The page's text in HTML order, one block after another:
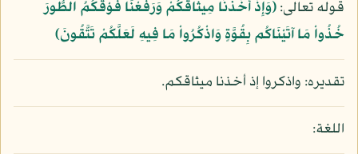
قوله تعالى:﴿وَإِذْ أَخَذْنَا مِيثَاقَكُمْ وَرَفَعْنَا فَوْقَكُمُ الطُّورَ
خُذُواْ مَا آتَيْنَاكُم بِقُوَّةٍ وَاذْكُرُواْ مَا فِيهِ لَعَلَّكُمْ تَتَّقُونَ﴾
تقديره: واذكروا إذ أخذنا ميثاقكم.
اللغة: